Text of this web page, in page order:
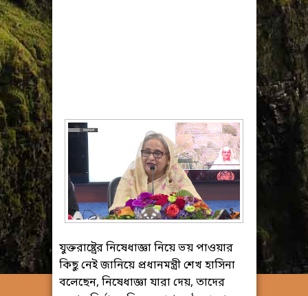
যুক্তরাষ্ট্রের নিষেধাজ্ঞা নিয়ে ভয় পাওয়ার
কিছু নেই জানিয়ে প্রধানমন্ত্রী শেখ হাসিনা
বলেছেন, নিষেধাজ্ঞা যারা দেয়, তাদের